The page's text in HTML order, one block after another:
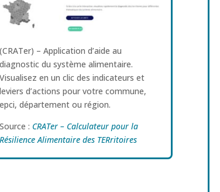
(CRATer) – Application d’aide au
diagnostic du système alimentaire.
Visualisez en un clic des indicateurs et
leviers d’actions pour votre commune,
epci, département ou région.
Source : CRATer – Calculateur pour la
Résilience Alimentaire des TERritoires